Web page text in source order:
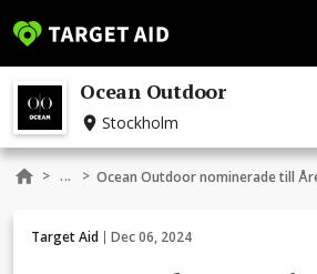
Ocean Outdoor
Stockholm
> ... > Ocean Outdoor nominerade till
Target Aid Dec 06, 2024